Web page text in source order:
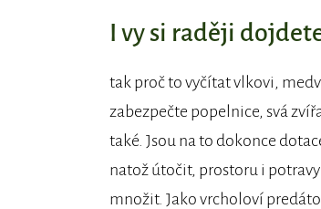
I vy si raději
tak proč to vyčítat vlkovi,
zabezpečte popelnice, svá
také. Jsou na to dokonce
natož útočit, prostoru i
množit. Jako vrcholoví